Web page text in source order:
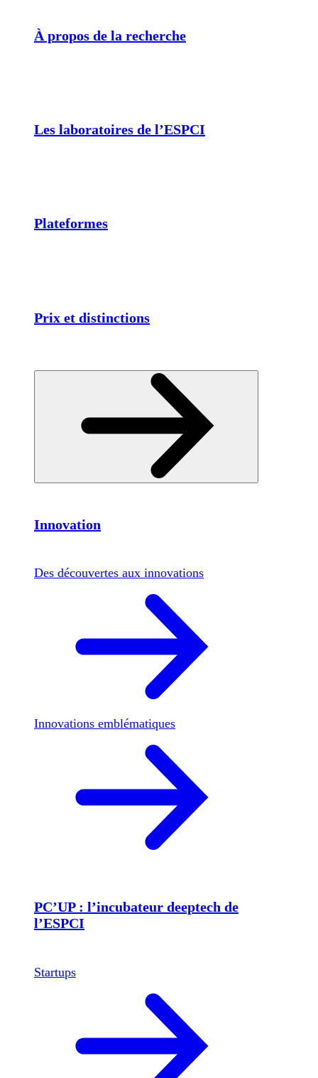
À propos de la recherche
Les laboratoires de l’ESPCI
Plateformes
Prix et distinctions
Innovation
Des découvertes aux innovations
Innovations emblématiques
PC’UP : l’incubateur deeptech de
l’ESPCI
Startups